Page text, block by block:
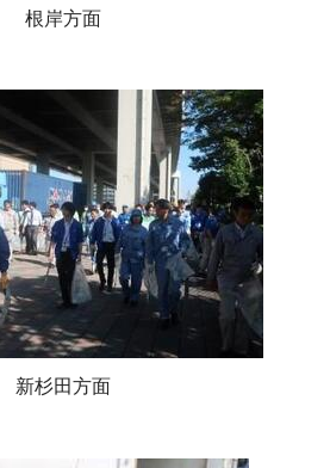
根岸方面
新杉田方面